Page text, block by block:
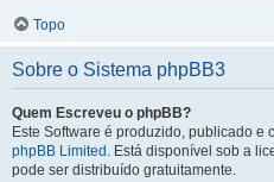
Topo
Sobre o Sistema phpBB3
Quem Escreveu o phpBB?
Este Software é produzido, publicado e
phpBB Limited . Está disponível sob a
pode ser distribuído gratuitamente.